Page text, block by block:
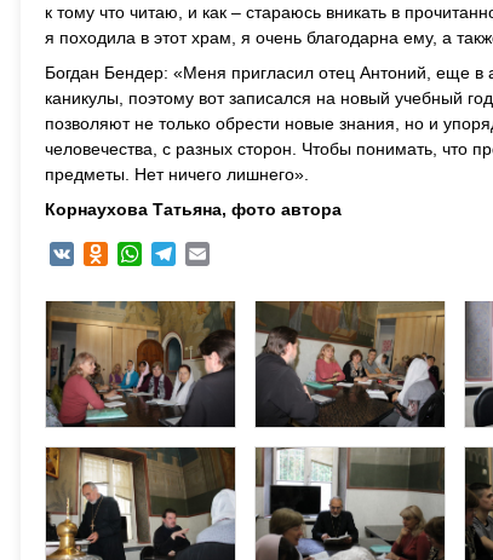
к тому что читаю, и как – стараюсь вникать в
я походила в этот храм, я очень благодарна ему, а
Богдан Бендер: «Меня пригласил отец Антоний, еще в
каникулы, поэтому вот записался на новый учебный
позволяют не только обрести новые знания, но и
человечества, с разных сторон. Чтобы понимать, что
предметы. Нет ничего лишнего».
Корнаухова Татьяна, фото автора
VK Odnoklassniki
WhatsAppTelegram